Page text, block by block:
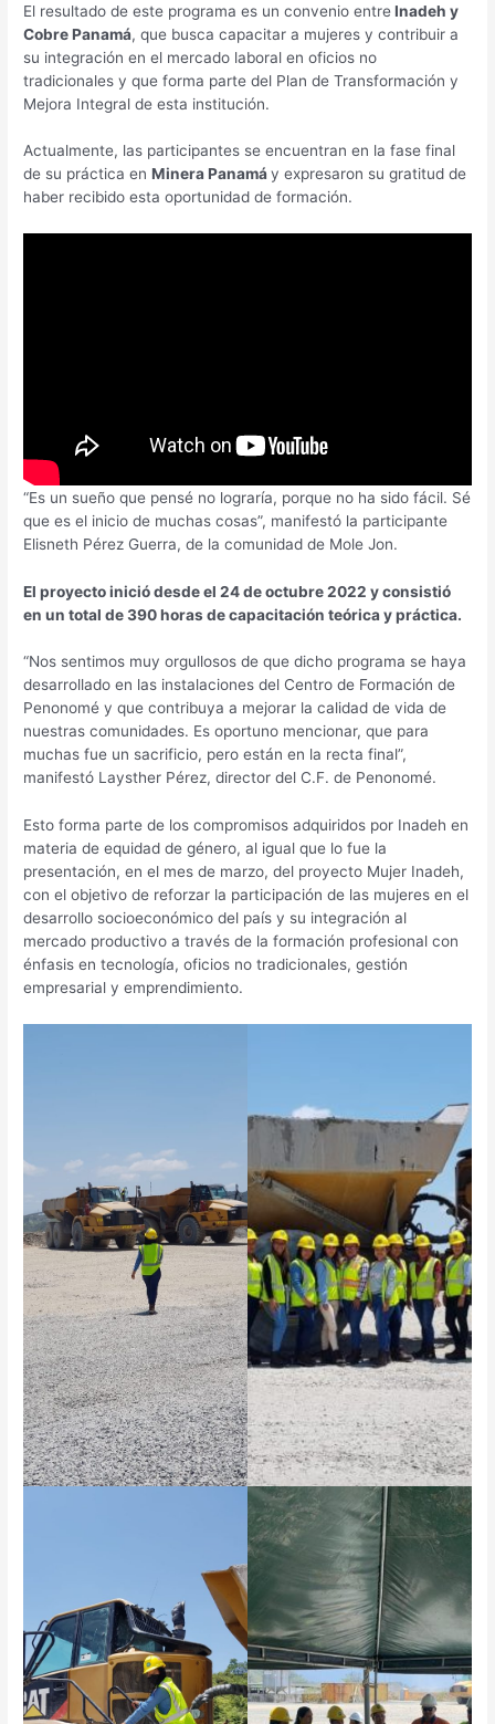
El resultado de este programa es un convenio entreInadeh y
Cobre Panamá, que busca capacitar a mujeres y contribuir a
su integración en el mercado laboral en oficios no
tradicionales y que forma parte del Plan de Transformación y
Mejora Integral de esta institución.
Actualmente, las participantes se encuentran en la fase final
de su práctica enMinera Panamáy expresaron su gratitud de
haber recibido esta oportunidad de formación.
“Es un sueño que pensé no lograría, porque no ha sido fácil. Sé
que es el inicio de muchas cosas”, manifestó la participante
Elisneth Pérez Guerra, de la comunidad de Mole Jon.
El proyecto inició desde el 24 de octubre 2022 y consistió
en un total de 390 horas de capacitación teórica y práctica.
“Nos sentimos muy orgullosos de que dicho programa se haya
desarrollado en las instalaciones del Centro de Formación de
Penonomé y que contribuya a mejorar la calidad de vida de
nuestras comunidades. Es oportuno mencionar, que para
muchas fue un sacrificio, pero están en la recta final”,
manifestó Laysther Pérez, director del C.F. de Penonomé.
Esto forma parte de los compromisos adquiridos por Inadeh en
materia de equidad de género, al igual que lo fue la
presentación, en el mes de marzo, del proyecto Mujer Inadeh,
con el objetivo de reforzar la participación de las mujeres en el
desarrollo socioeconómico del país y su integración al
mercado productivo a través de la formación profesional con
énfasis en tecnología, oficios no tradicionales, gestión
empresarial y emprendimiento.